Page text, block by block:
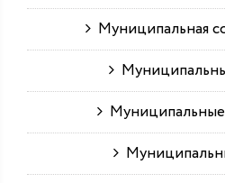
Муниципальная